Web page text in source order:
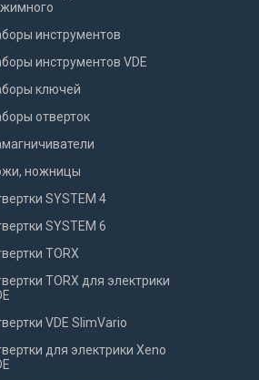
инструментов
инструментов VDE
ключей
отверток
ножницы
SYSTEM 4
SYSTEM 6
TORX
TORX для электрики
VDE SlimVario
для электрики Xeno